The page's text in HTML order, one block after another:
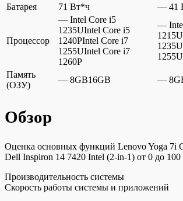
Батарея
71 Вт*ч — 41
Процессор
— Intel Core i5
1235UIntel Core i5
1240PIntel Core i7
1255UIntel Core i7
1260P
—
1255U
Память
(ОЗУ)
— 8GB16GB —
Обзор
Оценка основных функций Lenovo Yoga 7i
Dell Inspiron 14 7420 Intel (2-in-1) от 0 до 100
Производительность системы
Скорость работы системы и приложений